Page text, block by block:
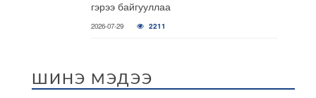
гэрээ байгууллаа
2026-07-29 2211
ШИНЭ МЭДЭЭ